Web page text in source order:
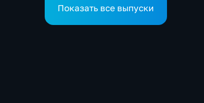
Показать все выпуски